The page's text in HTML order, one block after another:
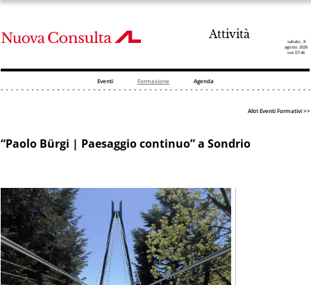
Attività
sabato, 8
agosto 2026
ore 07:46
Eventi Formazione Agenda
Altri Eventi Formativi >>
“Paolo Bürgi | Paesaggio continuo” a Sondrio